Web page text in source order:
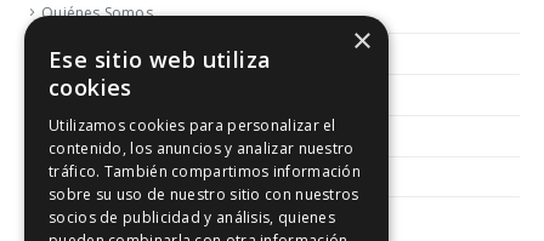
Quiénes Somos
Contactar
Blog
Política de Reembolso y Devoluciones
Aviso Legal
×
Ese sitio web utiliza
cookies
Utilizamos cookies para personalizar el
contenido, los anuncios y analizar nuestro
tráfico. También compartimos información
sobre su uso de nuestro sitio con nuestros
socios de publicidad y análisis, quienes